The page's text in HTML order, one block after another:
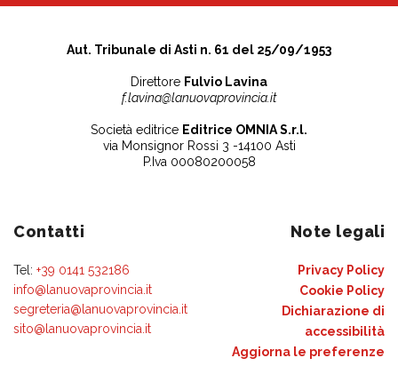
Aut. Tribunale di Asti n. 61 del 25/09/1953
Direttore Fulvio Lavina
f.lavina@lanuovaprovincia.it
Società editrice Editrice OMNIA S.r.l.
via Monsignor Rossi 3 -14100 Asti
P.Iva 00080200058
Contatti
Tel: +39 0141 532186
info@lanuovaprovincia.it
segreteria@lanuovaprovincia.it
sito@lanuovaprovincia.it
Note legali
Privacy Policy
Cookie Policy
Dichiarazione di
accessibilità
Aggiorna le preferenze